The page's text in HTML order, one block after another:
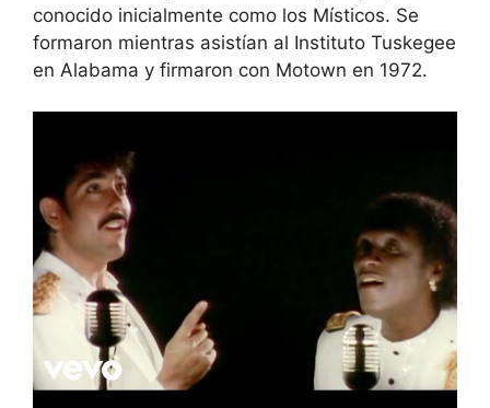
conocido inicialmente como los Místicos. Se
formaron mientras asistían al Instituto Tuskegee
en Alabama y firmaron con Motown en 1972.